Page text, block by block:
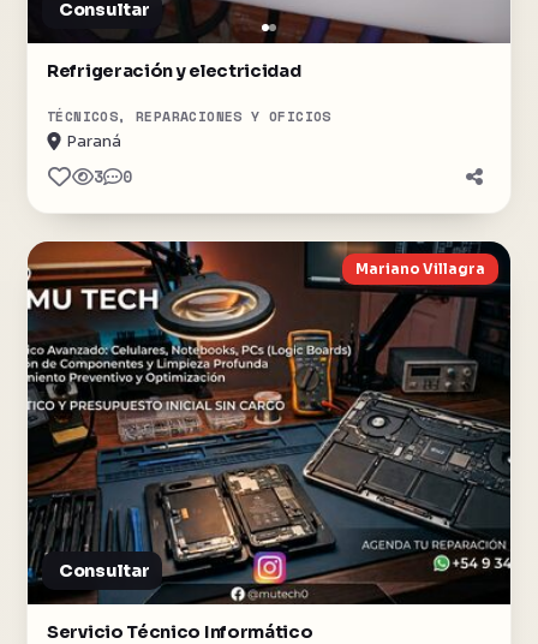
Consultar
Refrigeración y electricidad
TÉCNICOS, REPARACIONES Y OFICIOS
Paraná
3 0
Mariano Villagra
Consultar
Servicio Técnico Informático